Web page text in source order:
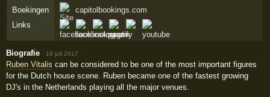
Boekingen
capitolbookings.com
Links
Biografie · 19 juli 2017
Ruben Vitalis can be considered to be one of the most important figures
for the Dutch house scene. Ruben became one of the fastest growing
DJ's in the Netherlands playing all the major venues.